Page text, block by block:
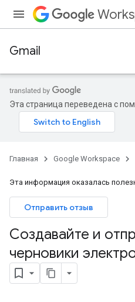
Gmail
Эта страница переведена с
Главная Google Workspace
Эта информация оказалась
Отправить отзыв
Создавайте и
черновики